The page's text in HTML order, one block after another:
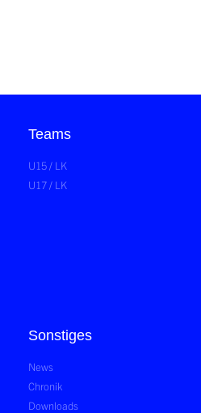
Teams
U15 / LK
U17 / LK
Sonstiges
News
Chronik
Downloads